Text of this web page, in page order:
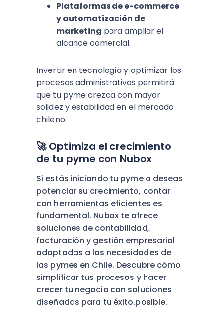
Plataformas de e-commerce
y automatización de
marketing para ampliar el
alcance comercial.
Invertir en tecnología y optimizar los
procesos administrativos permitirá
que tu pyme crezca con mayor
solidez y estabilidad en el mercado
chileno.
🚀 Optimiza el crecimiento
de tu pyme con Nubox
Si estás iniciando tu pyme o deseas
potenciar su crecimiento, contar
con herramientas eficientes es
fundamental. Nubox te ofrece
soluciones de contabilidad,
facturación y gestión empresarial
adaptadas a las necesidades de
las pymes en Chile. Descubre cómo
simplificar tus procesos y hacer
crecer tu negocio con soluciones
diseñadas para tu éxito.posible.